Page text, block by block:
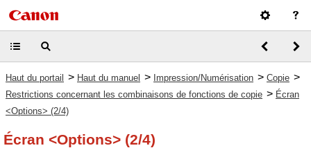
Haut du portail > Haut du manuel > Impression/Numérisation > Copie >
Restrictions concernant les combinaisons de fonctions de copie > Écran
<Options> (2/4)
Écran <Options> (2/4)